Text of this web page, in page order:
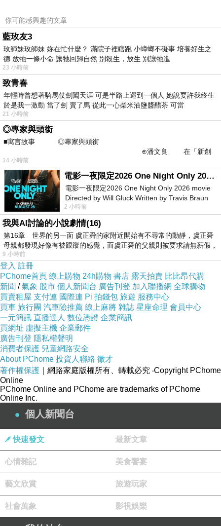
原本質樸的帆布素材，加上江面旨美充滿創意的
設計，隨性的加上褶皺、塗上喜愛的顏料，或是
加上自己的舊皮帶、扣上釘釦……，讓帆布包不
再只是實用、耐用的通勤包包，它更可以是獨一
無二充滿個性的造型包款。還有結合了帆布製作
的飾品，打造出各種造型多變好搭配的項鍊與披
肩，充分發揮帆布的特性與功能。
書末更收錄了所有包款的紙型與製作步驟，並將
該準備的材料與用具詳細解說，只要跟著書中的
步驟，您也可以打造屬於自己的創意帆布作品。
作者簡介
江面旨美
青山學院女子短期大學、東京YMCA設計研究
所、武藏野美術短期大學畢業。製作提包迄今已
有20年餘。目前約一年舉行一次UMAMI BAGS
個展，擁有眾多熱情支持的粉絲。
商品訊息簡述:
Umami的帆布包
商品網址
http://www.books.com.tw/exep/assp.php/kaiden
86/products/0010511328
【日本pdc】with卸妝潔護霜-沖洗型(300g)
東京著衣-Voyya 繞頸綁帶BRA小可愛-女-
你可能感興趣的文章
藍玫友3
玫師妹玫師妹 妳在忙什麼？ 滿院子裡瞎跑 小蟑螂不礙事 培養好生之
德 放牠一條小命 讓牠回歸自然 別殺生，放生 別讓牠進
23 小時前
致青春
年輕時曾想著騎馬仗劍闖天涯 可是半路上遇到一個人 她說要許我終生
於是我一激動 當了劍 賣了馬 從此一心柴米油鹽醬醋茶 可當
21 小時前
◎專家與頭銜
■寓言故事 ◎專家與頭銜
⊕潘文良 在「新創
之谷」裡——
14 小時前
電影一夜限定2026 One Night Only 2026 movie
電影一夜限定2026 One Night Only 2026 movie
Directed by Will Gluck Written by Travis Braun
Starring Monica Barbaro
2 小時前
我與AI討論的小說劇情(16)
第16章 世界的另一面 虞正舜的家附近開始有不尋常的動靜，虞正舜
母親都發現好像有被跟蹤的感覺，而虞正舜的父親則被要求請無薪假，
9 小時前
登入 註冊
PChome首頁 線上購物 24h購物 書店 露天拍賣 比比昂代購
新聞 /氣象 股市 個人新聞台 廣告刊登 加入聯播網 全球購物
買賣租屋 支付連 國際連 Pi 拍錢包 旅遊 服務中心
買車 旅行團 汽車險推薦 線上麻將 雜誌 星座命理 會員中心
一元簡訊 直播達人 數位憑證 企業簡訊
買網址 虛擬主機 企業郵件
廣告刊登 隱私權聲明
消費者保護 兒童網路安全
About PChome 投資人聯絡 徵才
著作權保護 ｜網路家庭版權所有、轉載必究 ‧Copyright PChome
Online
PChome Online and PChome are trademarks of PChome
Online Inc.
個人新聞台
快速發文 最新文章
心情雜記 美食饗宴
藝文欣賞 旅遊玩家
社會萬象 影視娛樂